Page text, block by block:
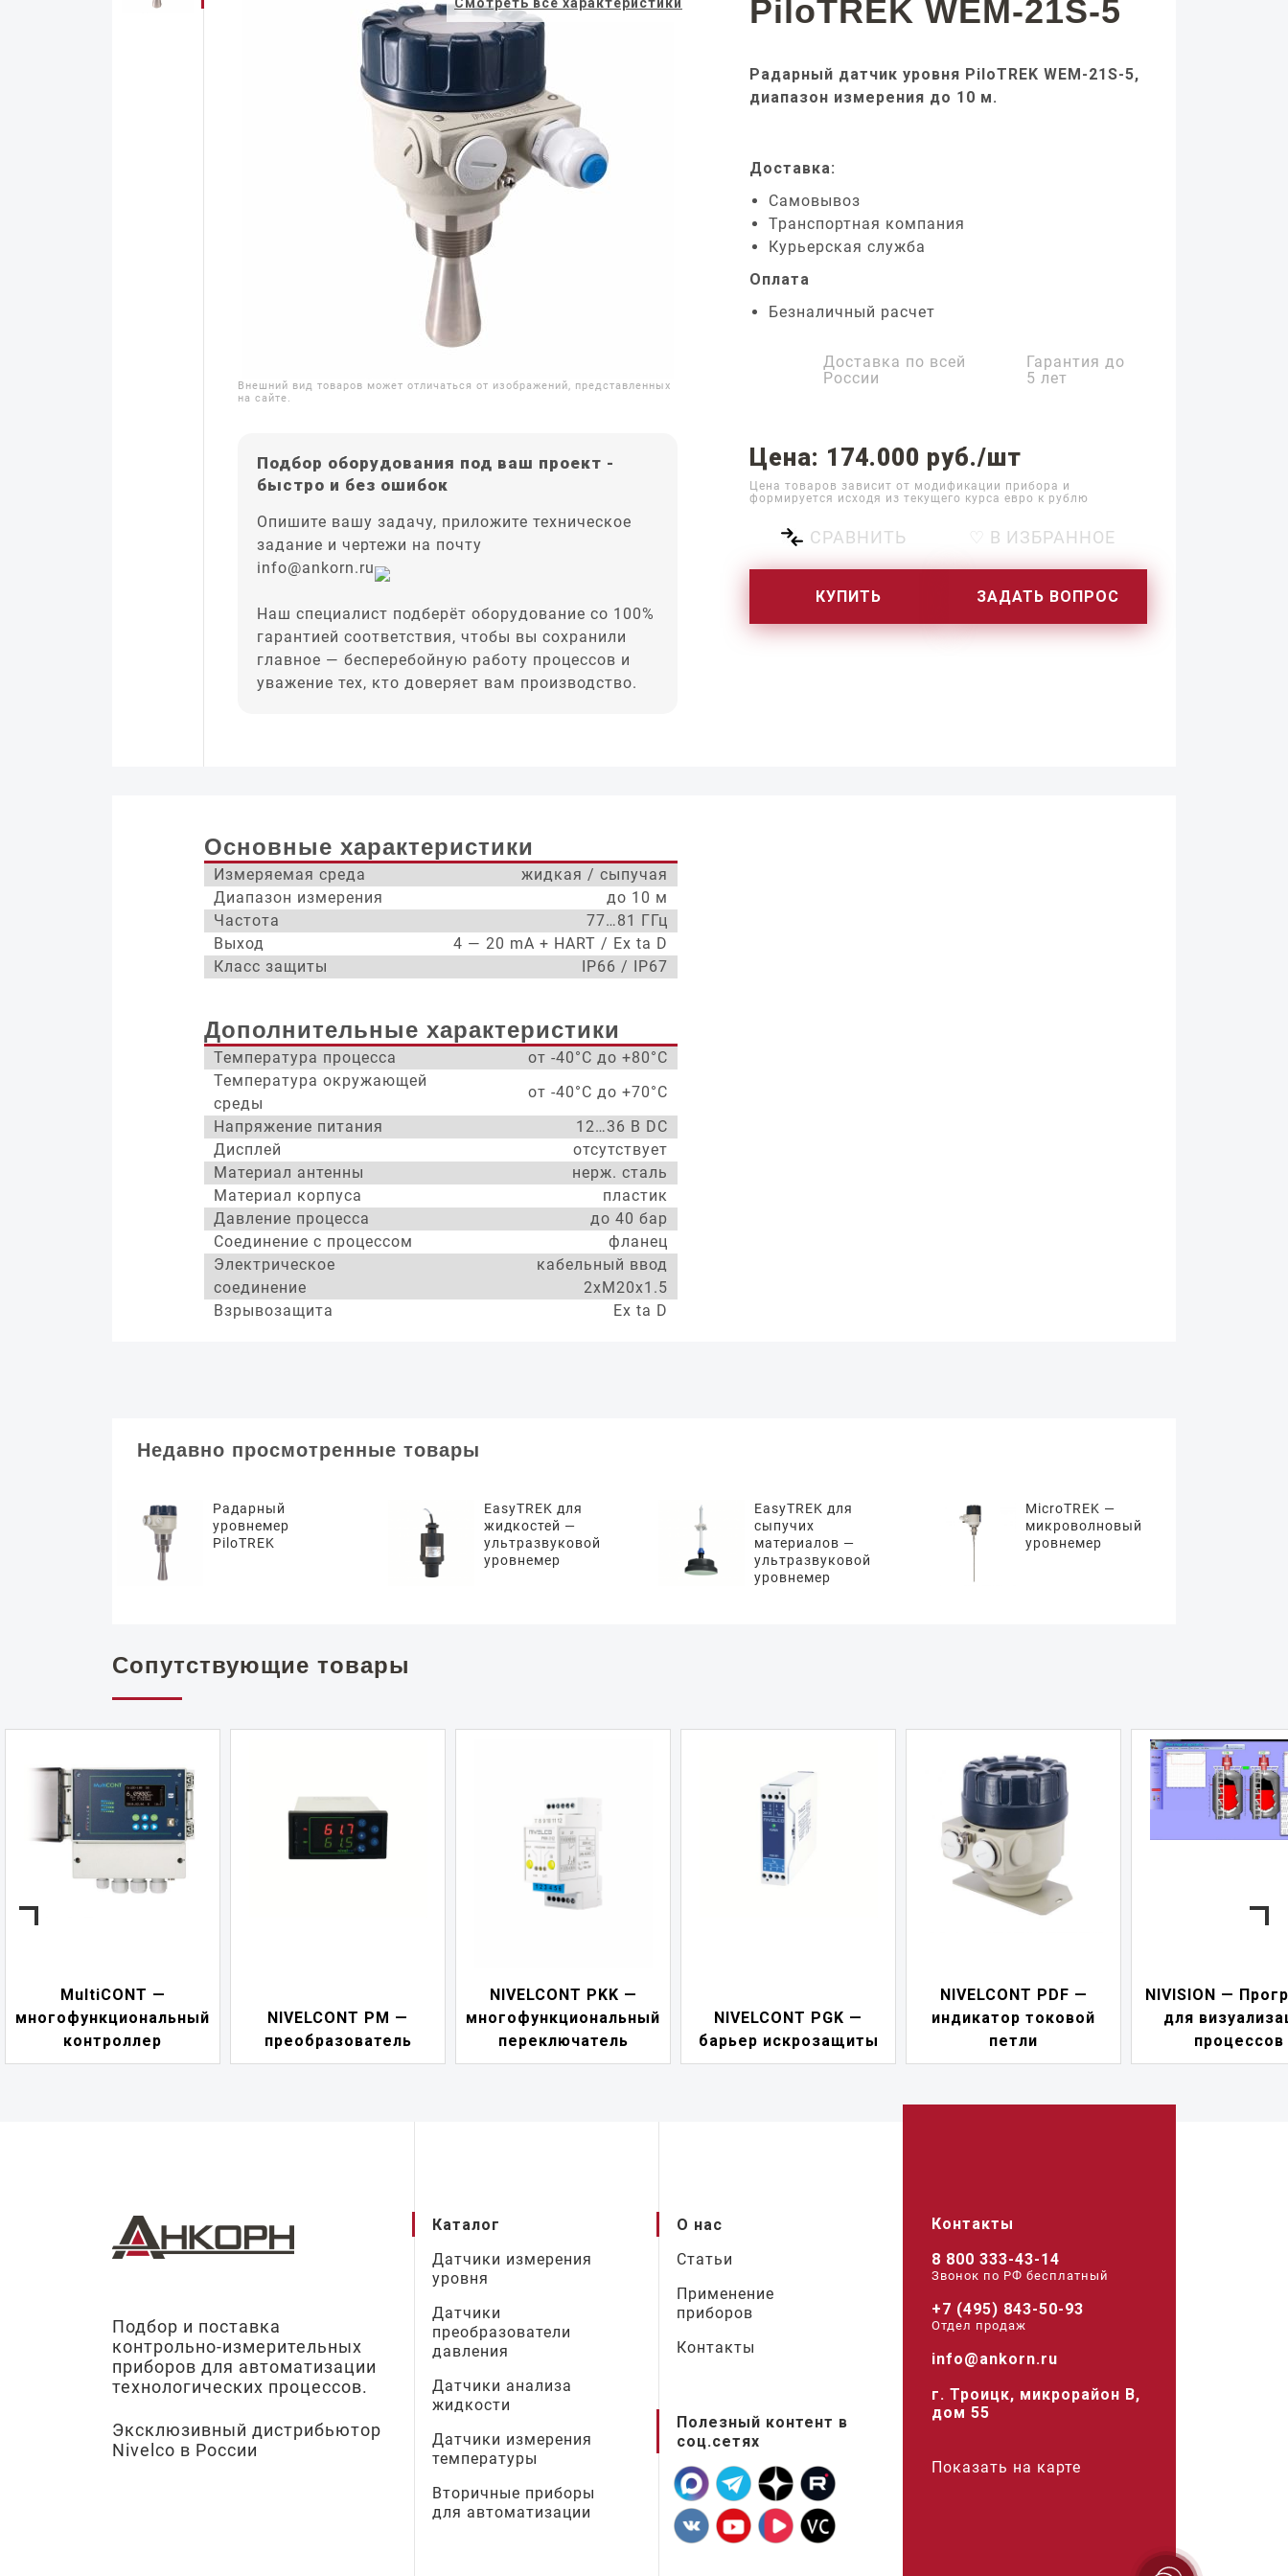
Внешний вид товаров может отличаться от изображений, представленных
на сайте.
Подбор оборудования под ваш проект -
быстро и без ошибок
Опишите вашу задачу, приложите техническое
задание и чертежи на почту
info@ankorn.ru
Наш специалист подберёт оборудование со 100%
гарантией соответствия, чтобы вы сохранили
главное — бесперебойную работу процессов и
уважение тех, кто доверяет вам производство.
PiloTREK WEM-21S-5
Радарный датчик уровня PiloTREK WEM-21S-5,
диапазон измерения до 10 м.
Доставка:
Самовывоз
Транспортная компания
Курьерская служба
Оплата
Безналичный расчет
Доставка по всей
России
Гарантия до
5 лет
Цена: 174.000 руб./шт
Цена товаров зависит от модификации прибора и
формируется исходя из текущего курса евро к рублю
СРАВНИТЬ ♡ В ИЗБРАННОЕ
КУПИТЬ ЗАДАТЬ ВОПРОС
Основные характеристики
Измеряемая среда
жидкая / сыпучая
Диапазон измерения
до 10 м
Частота
77…81 ГГц
Выход
4 — 20 mA + HART / Ex ta D
Класс защиты
IP66 / IP67
Дополнительные характеристики
Температура процесса
от -40°С до +80°С
Температура окружающей
среды
от -40°С до +70°С
Напряжение питания
12…36 В DC
Дисплей
отсутствует
Материал антенны
нерж. сталь
Материал корпуса
пластик
Давление процесса
до 40 бар
Соединение с процессом
фланец
Электрическое
соединение
кабельный ввод
2xM20x1.5
Взрывозащита
Ex ta D
Недавно просмотренные товары
Радарный
уровнемер
PiloTREK
EasyTREK для
жидкостей —
ультразвуковой
уровнемер
EasyTREK для
сыпучих
материалов —
ультразвуковой
уровнемер
MicroTREK —
микроволновый
уровнемер
Сопутствующие товары
MultiCONT —
многофункциональный
контроллер
NIVELCONT PM —
преобразователь
NIVELCONT PKK —
многофункциональный
переключатель
NIVELCONT PGK —
барьер искрозащиты
NIVELCONT PDF —
индикатор токовой
петли
NIVISION —
для
процессов
Подбор и поставка
контрольно-измерительных
приборов для автоматизации
технологических процессов.
Эксклюзивный дистрибьютор
Nivelco в России
Каталог
Датчики измерения
уровня
Датчики
преобразователи
давления
Датчики анализа
жидкости
Датчики измерения
температуры
Вторичные приборы
для автоматизации
О нас
Статьи
Применение
приборов
Контакты
Полезный контент в
соц.сетях
Контакты
8 800 333-43-14
Звонок по РФ беcплатный
+7 (495) 843-50-93
Отдел продаж
info@ankorn.ru
г. Троицк, микрорайон В,
дом 55
Показать на карте